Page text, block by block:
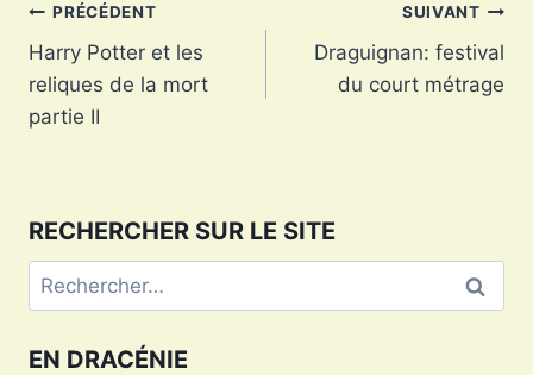
Navigation
de
l’article
PRÉCÉDENT
Harry Potter et les
reliques de la mort
partie II
SUIVANT
Draguignan: festival
du court métrage
RECHERCHER SUR LE SITE
Rechercher :
EN DRACÉNIE